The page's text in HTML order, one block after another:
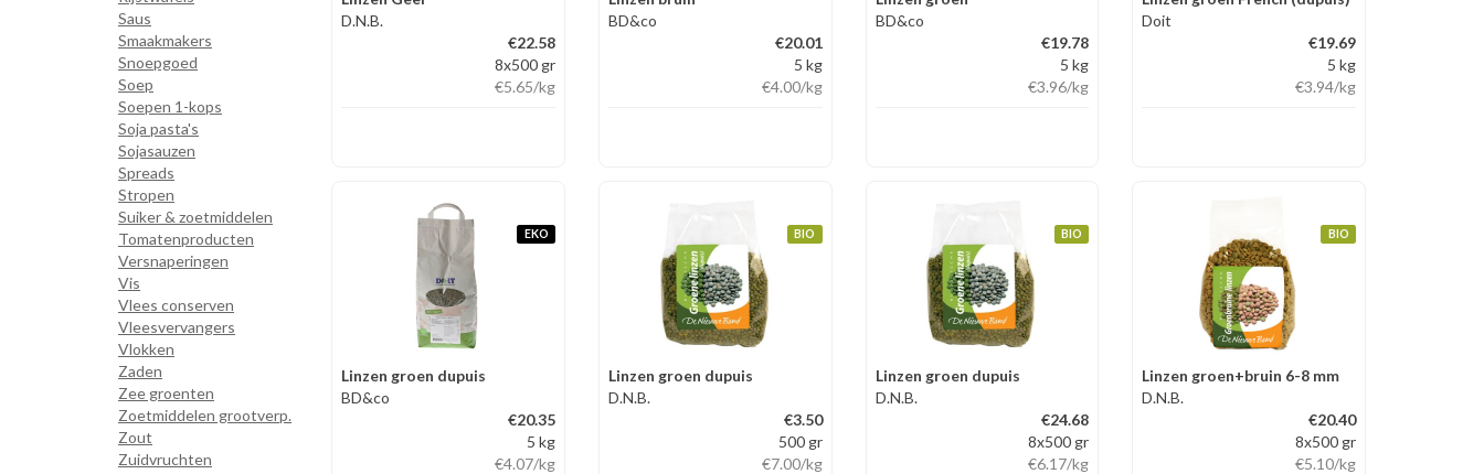
Saus
Smaakmakers
Snoepgoed
Soep
Soepen 1-kops
Soja pasta's
Sojasauzen
Spreads
Stropen
Suiker & zoetmiddelen
Tomatenproducten
Versnaperingen
Vis
Vlees conserven
Vleesvervangers
Vlokken
Zaden
Zee groenten
Zoetmiddelen grootverp.
Zout
Zuidvruchten
D.N.B.
€22.58
8x500 gr
€5.65/kg
BD&co
€20.01
5 kg
€4.00/kg
BD&co
€19.78
5 kg
€3.96/kg
Doit
€19.69
5 kg
€3.94/kg
EKO
Linzen groen dupuis
BD&co
€20.35
5 kg
€4.07/kg
BIO
Linzen groen dupuis
D.N.B.
€3.50
500 gr
€7.00/kg
BIO
Linzen groen dupuis
D.N.B.
€24.68
8x500 gr
€6.17/kg
BIO
Linzen groen+bruin 6-8 mm
D.N.B.
€20.40
8x500 gr
€5.10/kg